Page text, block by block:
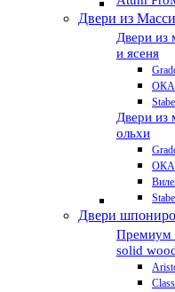
Двери из
Двери из
и ясеня
ОКА
Двери из
ольхи
ОКА
Двери
Премиум
solid